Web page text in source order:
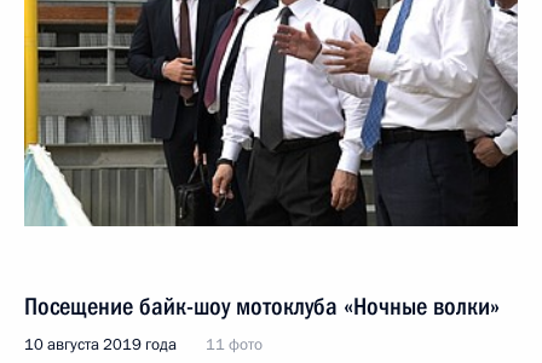
Посещение байк-шоу мотоклуба «Ночные волки»
10 августа 2019 года 11 фото